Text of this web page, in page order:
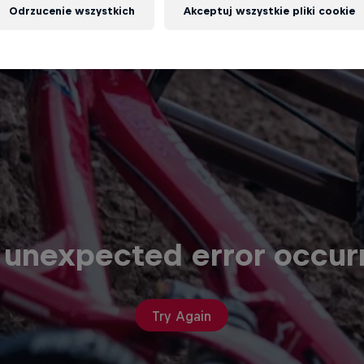
error
Try Again
Odrzucenie wszystkich Akceptuj wszystkie pliki cookie